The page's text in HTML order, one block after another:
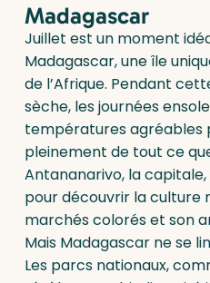
Madagascar
Juillet est un moment
Madagascar, une île
de l’Afrique. Pendant
sèche, les journées
températures
pleinement de tout ce
Antananarivo, la
pour découvrir la culture
marchés colorés et son
Mais Madagascar ne se
Les parcs nationaux,